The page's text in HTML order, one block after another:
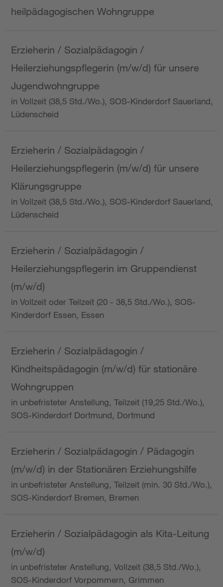
heilpädagogischen Wohngruppe
Erzieherin / Sozialpädagogin /
Heilerziehungspflegerin (m/w/d) für unsere
Jugendwohngruppe
in Vollzeit (38,5 Std./Wo.), SOS-Kinderdorf Sauerland,
Lüdenscheid
Erzieherin / Sozialpädagogin /
Heilerziehungspflegerin (m/w/d) für unsere
Klärungsgruppe
in Vollzeit (38,5 Std./Wo.), SOS-Kinderdorf Sauerland,
Lüdenscheid
Erzieherin / Sozialpädagogin /
Heilerziehungspflegerin im Gruppendienst
(m/w/d)
in Vollzeit oder Teilzeit (20 - 38,5 Std./Wo.), SOS-
Kinderdorf Essen, Essen
Erzieherin / Sozialpädagogin /
Kindheitspädagogin (m/w/d) für stationäre
Wohngruppen
in unbefristeter Anstellung, Teilzeit (19,25 Std./Wo.),
SOS-Kinderdorf Dortmund, Dortmund
Erzieherin / Sozialpädagogin / Pädagogin
(m/w/d) in der Stationären Erziehungshilfe
in unbefristeter Anstellung, Teilzeit (min. 30 Std./Wo.),
SOS-Kinderdorf Bremen, Bremen
Erzieherin / Sozialpädagogin als Kita-Leitung
(m/w/d)
in unbefristeter Anstellung, Vollzeit (38,5 Std./Wo.),
SOS-Kinderdorf Vorpommern, Grimmen